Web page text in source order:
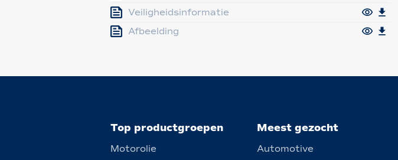
Veiligheidsinformatie
Afbeelding
Top productgroepen
Motorolie
Meest gezocht
Automotive